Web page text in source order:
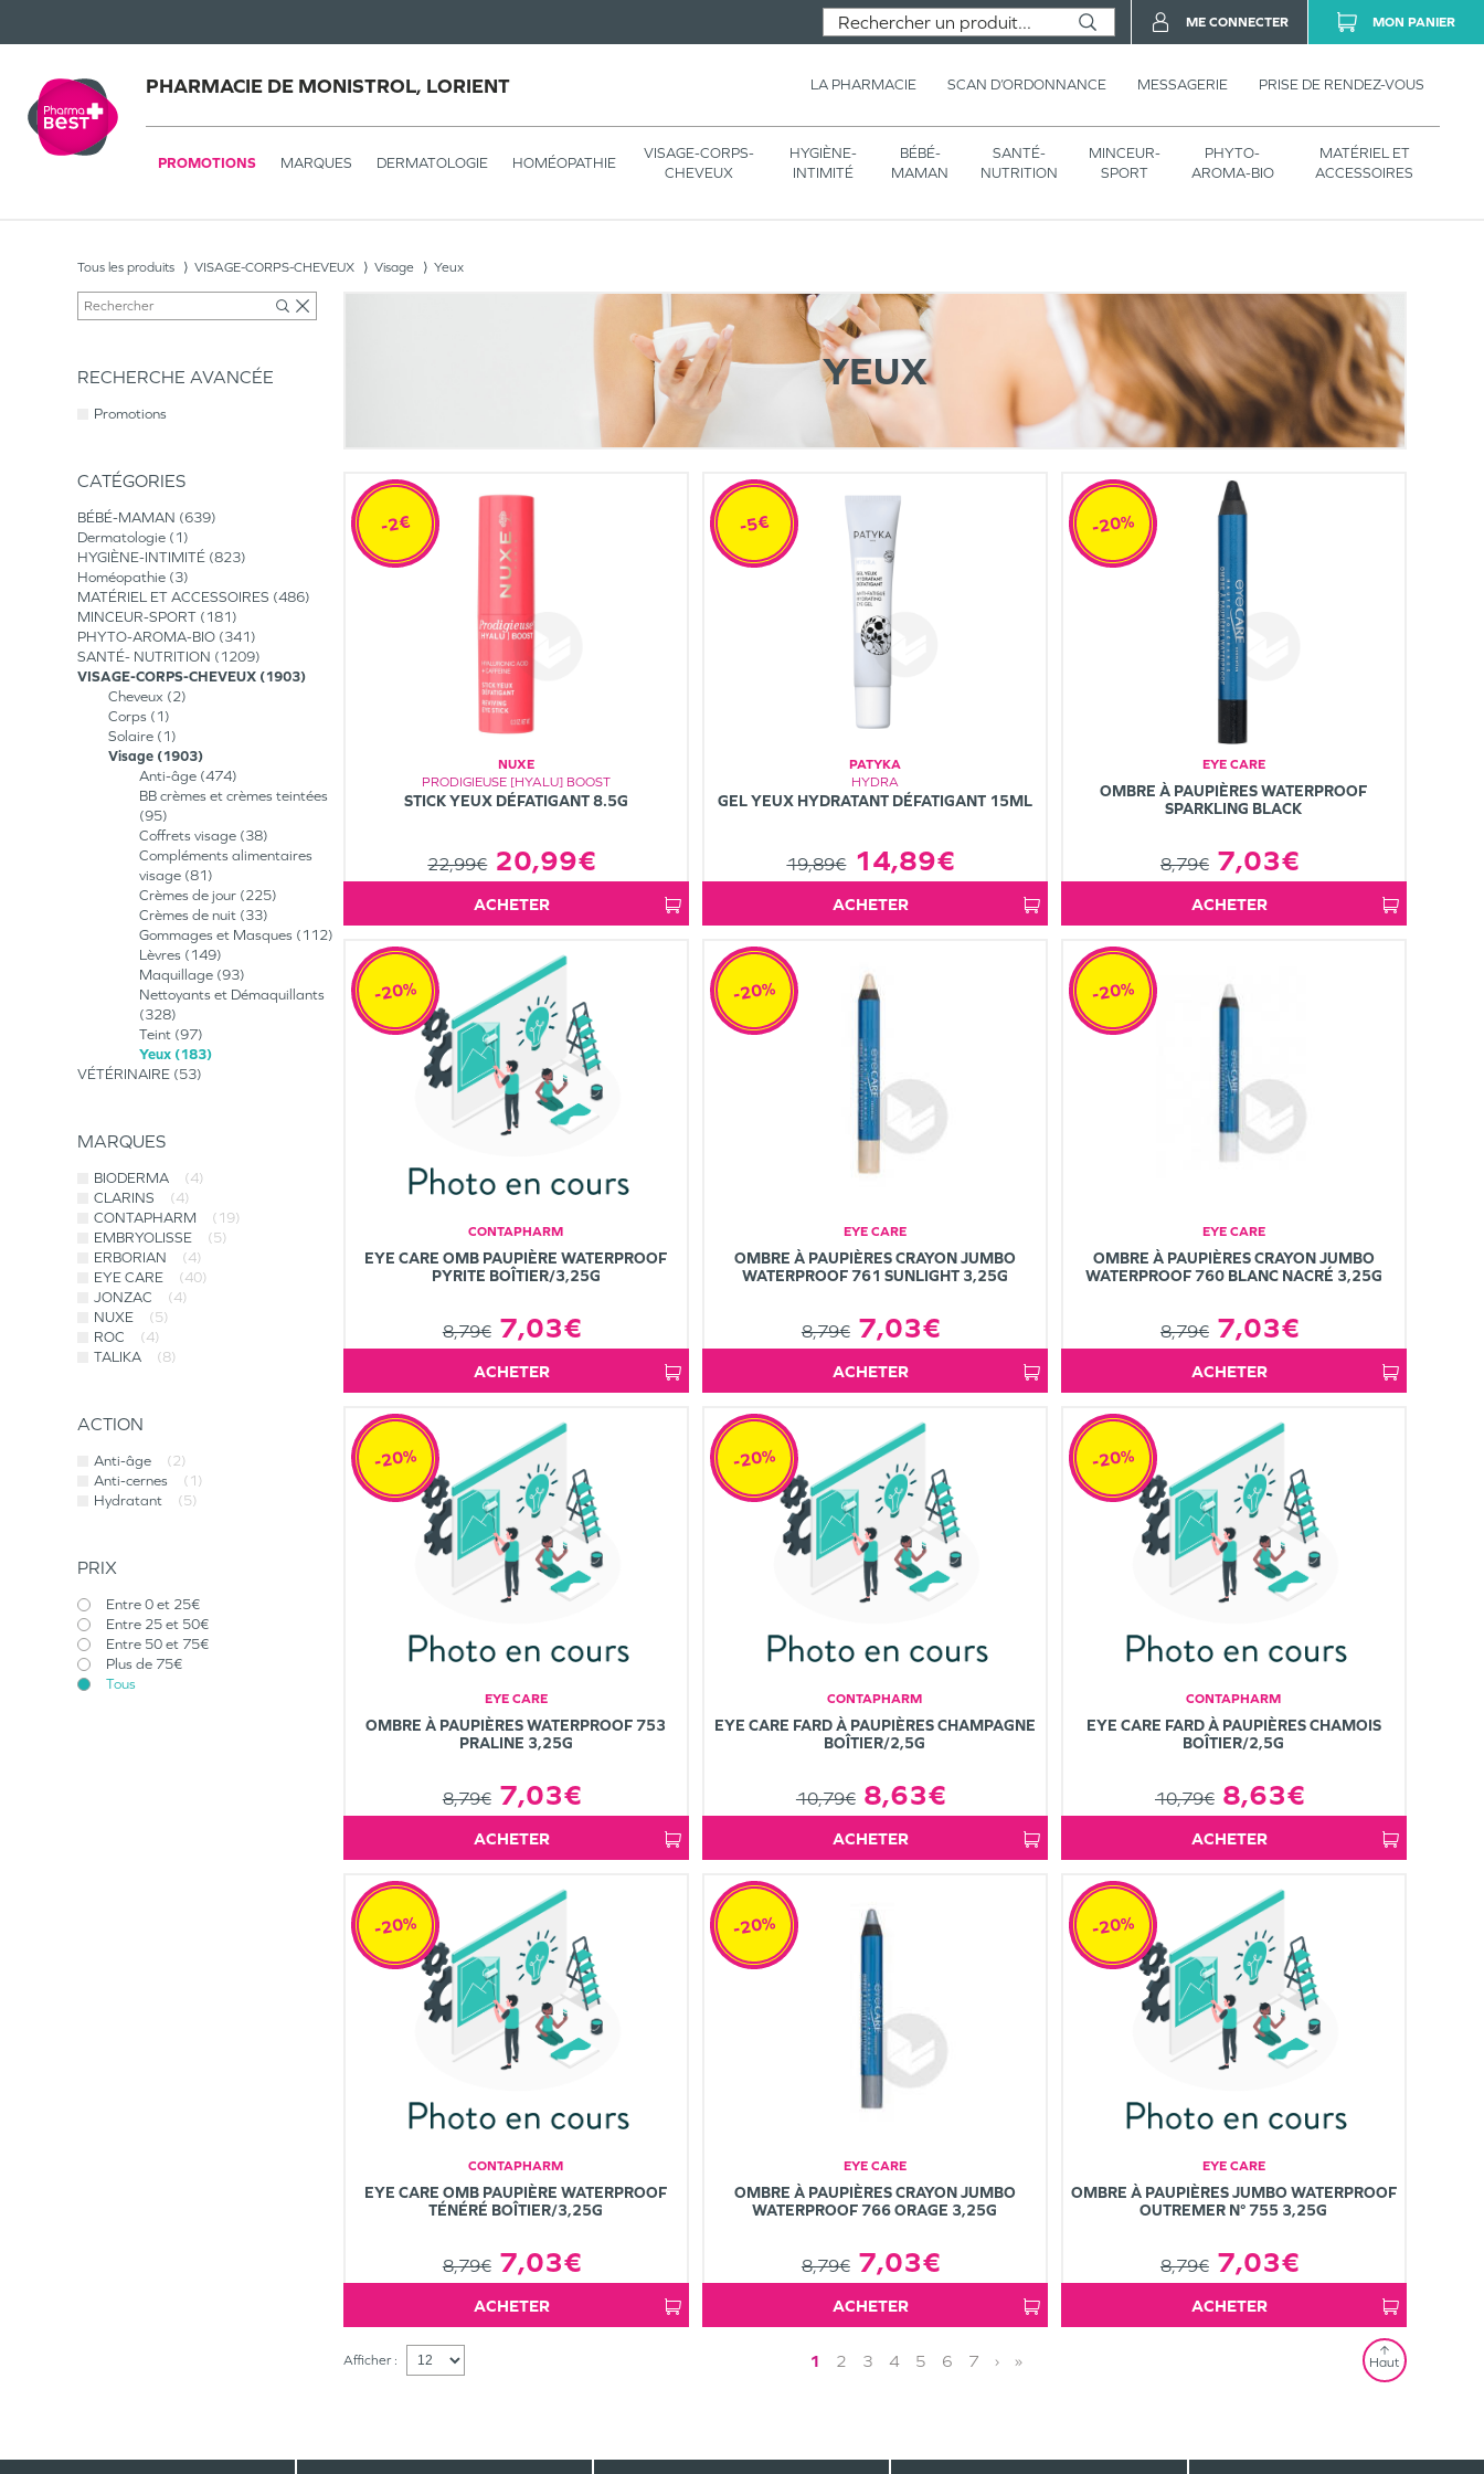
PHARMACIE DE MONISTROL, LORIENT LA PHARMACIE SCAN D’ORDONNANCE MESSAGERIE PRISE DE RENDEZ-VOUS
PROMOTIONS MARQUES DERMATOLOGIE HOMÉOPATHIE
VISAGE-CORPS-
CHEVEUX
HYGIÈNE-
INTIMITÉ
BÉBÉ-
MAMAN
SANTÉ-
NUTRITION
MINCEUR-
SPORT
PHYTO-
AROMA-BIO
MATÉRIEL ET
ACCESSOIRES
ME CONNECTER MON PANIER
Tous les produits VISAGE-CORPS-CHEVEUX Visage Yeux
RECHERCHE AVANCÉE
Promotions
CATÉGORIES
BÉBÉ-MAMAN 639
Dermatologie
1
HYGIÈNE-INTIMITÉ 823
Homéopathie 3
MATÉRIEL ET ACCESSOIRES 486
MINCEUR-SPORT
181
PHYTO-AROMA-BIO 341
SANTÉ- NUTRITION
1209
VISAGE-CORPS-CHEVEUX
1903
Cheveux
2
Corps
1
Solaire
1
Visage
1903
Anti-âge 474
BB crèmes et crèmes teintées
95
Coffrets visage 38
Compléments alimentaires
visage 81
Crèmes de jour 225
Crèmes de nuit 33
Gommages et Masques
112
Lèvres
149
Maquillage 93
Nettoyants et Démaquillants
328
Teint 97
Yeux
183
VÉTÉRINAIRE 53
MARQUES
BIODERMA
(4)
CLARINS
(4)
CONTAPHARM
(19)
EMBRYOLISSE
(5)
ERBORIAN
(4)
EYE CARE
(40)
JONZAC
(4)
NUXE
(5)
ROC
(4)
TALIKA
(8)
ACTION
Anti-âge
(2)
Anti-cernes
(1)
Hydratant
(5)
PRIX
Entre 0 et 25€
Entre 25 et 50€
Entre 50 et 75€
Plus de 75€
Tous
YEUX
NUXE
PRODIGIEUSE [HYALU] BOOST
STICK YEUX DÉFATIGANT 8.5G
22,99€ 20,99€
-2€
ACHETER
PATYKA
HYDRA
GEL YEUX HYDRATANT DÉFATIGANT 15ML
19,89€ 14,89€
-5€
ACHETER
EYE CARE
OMBRE À PAUPIÈRES WATERPROOF
SPARKLING BLACK
8,79€ 7,03€
-20%
ACHETER
CONTAPHARM
EYE CARE OMB PAUPIÈRE WATERPROOF
PYRITE BOÎTIER/3,25G
8,79€ 7,03€
-20%
ACHETER
EYE CARE
OMBRE À PAUPIÈRES CRAYON JUMBO
WATERPROOF 761 SUNLIGHT 3,25G
8,79€ 7,03€
-20%
ACHETER
EYE CARE
OMBRE À PAUPIÈRES CRAYON JUMBO
WATERPROOF 760 BLANC NACRÉ 3,25G
8,79€ 7,03€
-20%
ACHETER
EYE CARE
OMBRE À PAUPIÈRES WATERPROOF 753
PRALINE 3,25G
8,79€ 7,03€
-20%
ACHETER
CONTAPHARM
EYE CARE FARD À PAUPIÈRES CHAMPAGNE
BOÎTIER/2,5G
10,79€ 8,63€
-20%
ACHETER
CONTAPHARM
EYE CARE FARD À PAUPIÈRES CHAMOIS
BOÎTIER/2,5G
10,79€ 8,63€
-20%
ACHETER
CONTAPHARM
EYE CARE OMB PAUPIÈRE WATERPROOF
TÉNÉRÉ BOÎTIER/3,25G
8,79€ 7,03€
-20%
ACHETER
EYE CARE
OMBRE À PAUPIÈRES CRAYON JUMBO
WATERPROOF 766 ORAGE 3,25G
8,79€ 7,03€
-20%
ACHETER
EYE CARE
OMBRE À PAUPIÈRES JUMBO WATERPROOF
OUTREMER N° 755 3,25G
8,79€ 7,03€
-20%
ACHETER
Afficher : 1 2 3 4 5 6 7 › » Haut